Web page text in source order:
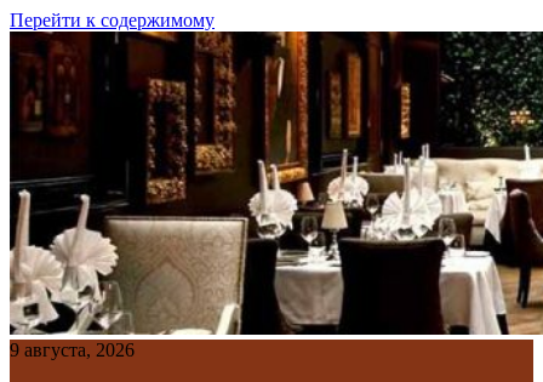
Перейти к содержимому
9 августа, 2026